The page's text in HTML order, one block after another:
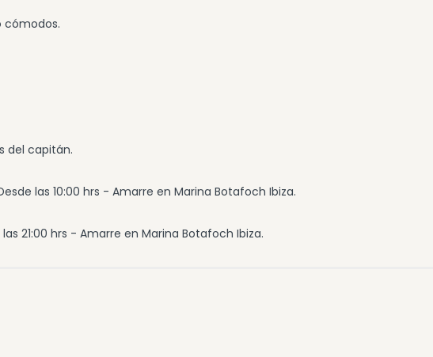
cómodos.
del capitán.
las 10:00 hrs - Amarre en Marina Botafoch Ibiza.
21:00 hrs - Amarre en Marina Botafoch Ibiza.